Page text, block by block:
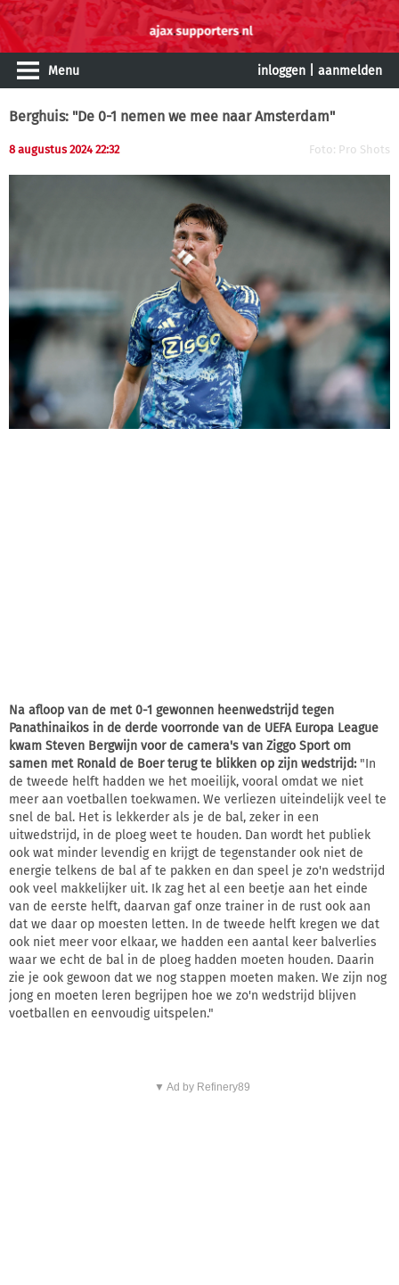
Menu inloggen aanmelden
Berghuis: "De 0-1 nemen we mee naar Amsterdam"
8 augustus 2024 22:32 Foto: Pro Shots
Na afloop van de met 0-1 gewonnen heenwedstrijd tegen
Panathinaikos in de derde voorronde van de UEFA Europa League
kwam Steven Bergwijn voor de camera's van Ziggo Sport om
samen met Ronald de Boer terug te blikken op zijn wedstrijd:"In
de tweede helft hadden we het moeilijk, vooral omdat we niet
meer aan voetballen toekwamen. We verliezen uiteindelijk veel te
snel de bal. Het is lekkerder als je de bal, zeker in een
uitwedstrijd, in de ploeg weet te houden. Dan wordt het publiek
ook wat minder levendig en krijgt de tegenstander ook niet de
energie telkens de bal af te pakken en dan speel je zo'n wedstrijd
ook veel makkelijker uit. Ik zag het al een beetje aan het einde
van de eerste helft, daarvan gaf onze trainer in de rust ook aan
dat we daar op moesten letten. In de tweede helft kregen we dat
ook niet meer voor elkaar, we hadden een aantal keer balverlies
waar we echt de bal in de ploeg hadden moeten houden. Daarin
zie je ook gewoon dat we nog stappen moeten maken. We zijn nog
jong en moeten leren begrijpen hoe we zo'n wedstrijd blijven
voetballen en eenvoudig uitspelen."
▼ Ad by Refinery89